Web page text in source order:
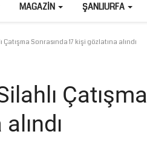
MAGAZIN ŞANLIURFA
Sonrasında 17 kişi gözlatına alındı